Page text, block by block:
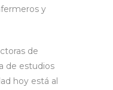
y
de
de estudios
hoy está al